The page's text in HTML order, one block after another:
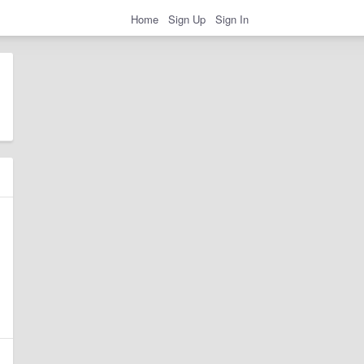
Home Sign Up Sign In